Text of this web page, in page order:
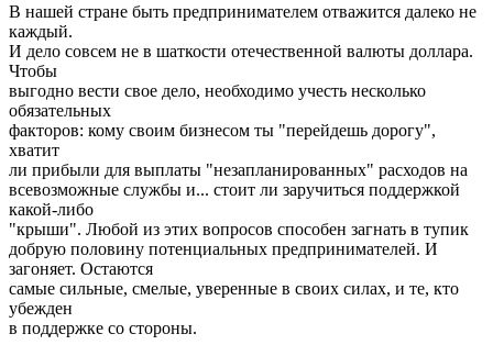
В нашей стране быть предпринимателем отважится далеко не
каждый.
И дело совсем не в шаткости отечественной валюты доллара.
Чтобы
выгодно вести свое дело, необходимо учесть несколько
обязательных
факторов: кому своим бизнесом ты "перейдешь дорогу",
хватит
ли прибыли для выплаты "незапланированных" расходов на
всевозможные службы и... стоит ли заручиться поддержкой
какой-либо
"крыши". Любой из этих вопросов способен загнать в тупик
добрую половину потенциальных предпринимателей. И
загоняет. Остаются
самые сильные, смелые, уверенные в своих силах, и те, кто
убежден
в поддержке со стороны.